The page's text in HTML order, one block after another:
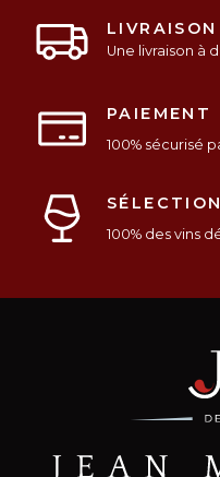
LIVRAISON
Une livraison à
PAIEMENT
100% sécurisé
SÉLECTION
100% des vins